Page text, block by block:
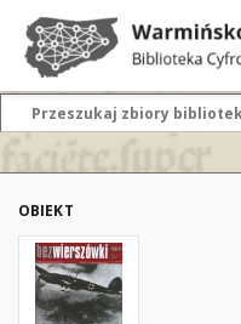
OBIEKT